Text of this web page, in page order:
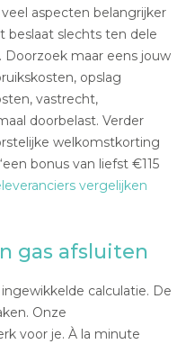
aspecten belangrijker
beslaat slechts ten dele
maar eens jouw
opslag
vastrecht,
doorbelast. Verder
welkomstkorting
bonus van liefst €115
vergelijken
gas afsluiten
calculatie. De
Onze
voor je. À la minute